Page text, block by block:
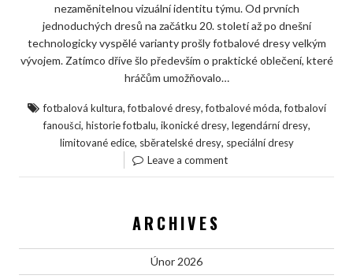
nezaměnitelnou vizuální identitu týmu. Od prvních
jednoduchých dresů na začátku 20. století až po dnešní
technologicky vyspělé varianty prošly fotbalové dresy velkým
vývojem. Zatímco dříve šlo především o praktické oblečení, které
hráčům umožňovalo…
fotbalová kultura,fotbalové dresy,fotbalové móda,fotbaloví
fanoušci, historie fotbalu, ikonické dresy, legendární dresy,
limitované edice, sběratelské dresy, speciální dresy
Leave a comment
ARCHIVES
Únor 2026